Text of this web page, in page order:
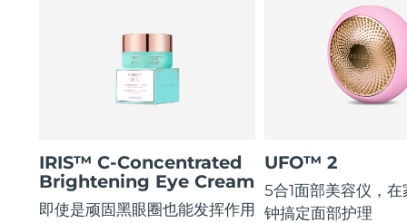
IRIS™ C-Concentrated
Brightening Eye Cream
即使是顽固黑眼圈也能发挥作用
UFO™ 2
5合1面部美容仪，
钟搞定面部护理